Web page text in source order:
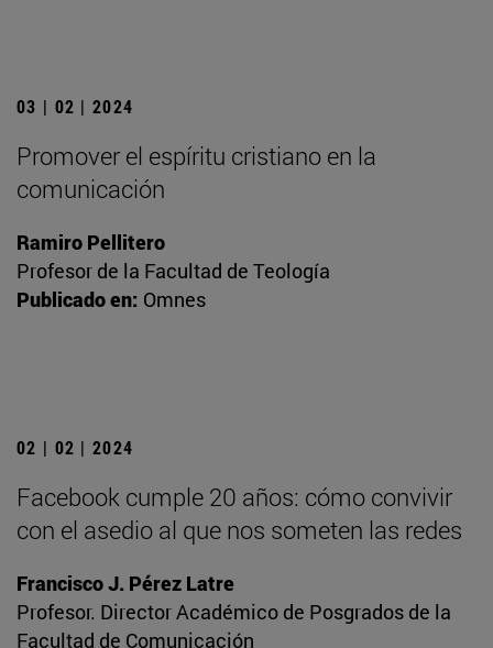
03 | 02 | 2024
Promover el espíritu cristiano en la
comunicación
Ramiro Pellitero
Profesor de la Facultad de Teología
Publicado en: Omnes
02 | 02 | 2024
Facebook cumple 20 años: cómo convivir
con el asedio al que nos someten las redes
Francisco J. Pérez Latre
Profesor. Director Académico de Posgrados de la
Facultad de Comunicación